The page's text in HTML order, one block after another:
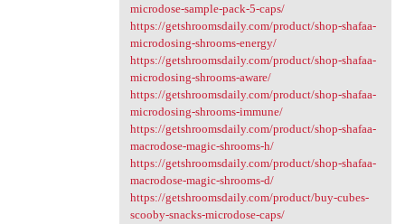
microdose-sample-pack-5-caps/
https://getshroomsdaily.com/product/shop-shafaa-
microdosing-shrooms-energy/
https://getshroomsdaily.com/product/shop-shafaa-
microdosing-shrooms-aware/
https://getshroomsdaily.com/product/shop-shafaa-
microdosing-shrooms-immune/
https://getshroomsdaily.com/product/shop-shafaa-
macrodose-magic-shrooms-h/
https://getshroomsdaily.com/product/shop-shafaa-
macrodose-magic-shrooms-d/
https://getshroomsdaily.com/product/buy-cubes-
scooby-snacks-microdose-caps/